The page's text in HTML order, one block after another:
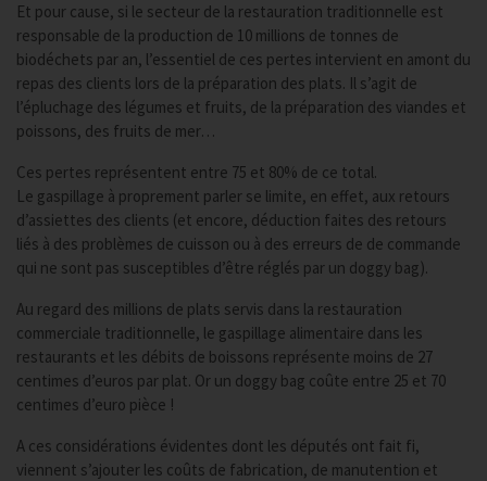
Et pour cause, si le secteur de la restauration traditionnelle est
responsable de la production de 10 millions de tonnes de
biodéchets par an, l’essentiel de ces pertes intervient en amont du
repas des clients lors de la préparation des plats. Il s’agit de
l’épluchage des légumes et fruits, de la préparation des viandes et
poissons, des fruits de mer…
Ces pertes représentent entre 75 et 80% de ce total.
Le gaspillage à proprement parler se limite, en effet, aux retours
d’assiettes des clients (et encore, déduction faites des retours
liés à des problèmes de cuisson ou à des erreurs de de commande
qui ne sont pas susceptibles d’être réglés par un doggy bag).
Au regard des millions de plats servis dans la restauration
commerciale traditionnelle, le gaspillage alimentaire dans les
restaurants et les débits de boissons représente moins de 27
centimes d’euros par plat. Or un doggy bag coûte entre 25 et 70
centimes d’euro pièce !
A ces considérations évidentes dont les députés ont fait fi,
viennent s’ajouter les coûts de fabrication, de manutention et